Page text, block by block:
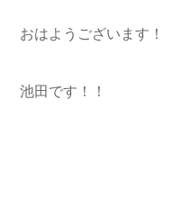
おはようございます！
池田です！！